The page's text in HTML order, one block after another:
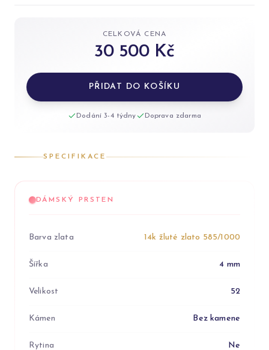
CELKOVÁ CENA
30 500 Kč
PŘIDAT DO KOŠÍKU
Dodání 3-4 týdny Doprava zdarma
SPECIFIKACE
DÁMSKÝ PRSTEN
Barva zlata 14k žluté zlato 585/1000
Šířka 4 mm
Velikost 52
Kámen Bez kamene
Rytina Ne